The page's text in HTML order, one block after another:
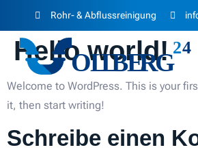
Rohr- & Abflussreinigung
Hello world!
Welcome to WordPress. This is your
it, then start writing!
Schreibe einen